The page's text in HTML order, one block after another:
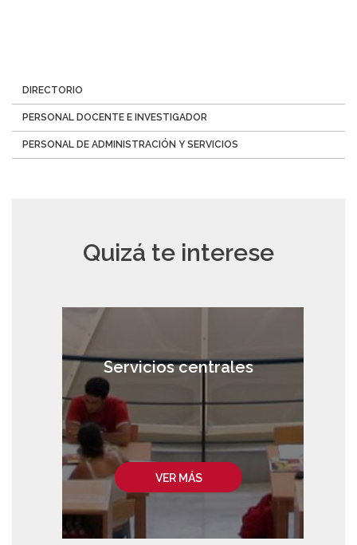
Menú
Directorio
DIRECTORIO
PERSONAL DOCENTE E INVESTIGADOR
PERSONAL DE ADMINISTRACIÓN Y SERVICIOS
Quizá te interese
VER MÁS
Servicios centrales